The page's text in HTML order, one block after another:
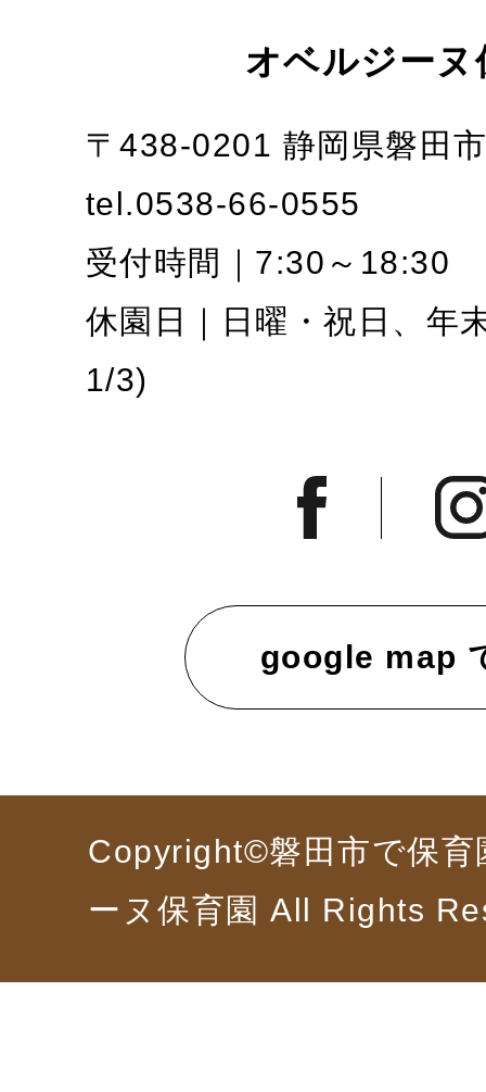
オベルジーヌ
〒438-0201 静岡県磐田
tel.0538-66-0555
受付時間｜7:30～18:30
休園日｜日曜・祝日、年
1/3)
google map
Copyright©磐田市で保育
ーヌ保育園 All Rights